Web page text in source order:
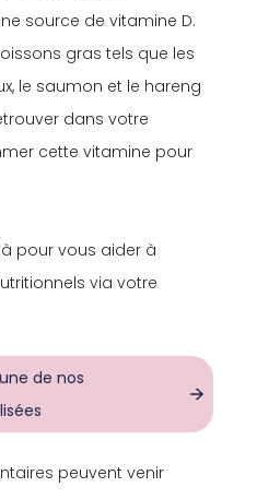
source de vitamine D.
gras tels que les
le saumon et le hareng
dans votre
cette vitamine pour
pour vous aider à
via votre
de nos
peuvent venir